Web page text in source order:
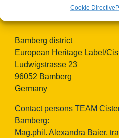
Cookie Directive
Bamberg district
European Heritage Label/
Ludwigstrasse 23
96052 Bamberg
Germany
Contact persons TEAM
Bamberg:
Mag.phil. Alexandra Baier,